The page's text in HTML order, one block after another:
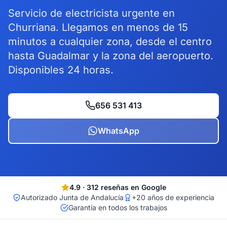
Servicio de electricista urgente en
Churriana. Llegamos en menos de 15
minutos a cualquier zona, desde el centro
hasta Guadalmar y la zona del aeropuerto.
Disponibles 24 horas.
656 531 413
WhatsApp
4.9· 312 reseñas en Google
Autorizado Junta de Andalucía
+20 años de experiencia
Garantía en todos los trabajos